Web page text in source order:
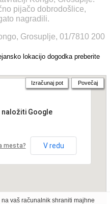
pijačo dobrodošlice,
nagradili.
Grosuplje, 01/7810 200
lokacijo dogodka preberite
naložiti Google
mesta? V redu
Izračunaj pot Povečaj
vaš računalnik shraniti majhne